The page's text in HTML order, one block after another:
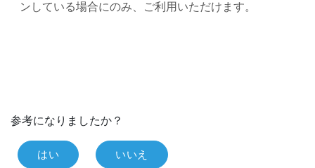
ンしている場合にのみ、ご利用いただけます。
参考になりましたか？
はい いいえ